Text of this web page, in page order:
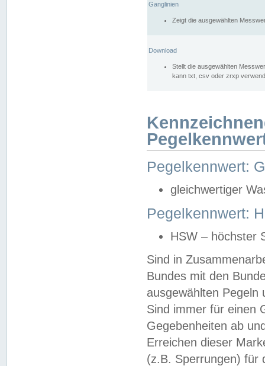
Ganglinien
Zeigt die ausgewählten
Download
Stellt die ausgewählten
kann txt, csv oder zrxp
Pegelkennwert:
gleichwertiger
Pegelkennwert:
HSW – höchster
Sind in
Bundes mit den
ausgewählten
Sind immer für einen
Gegebenheiten ab
Erreichen dieser
(z.B. Sperrungen) für